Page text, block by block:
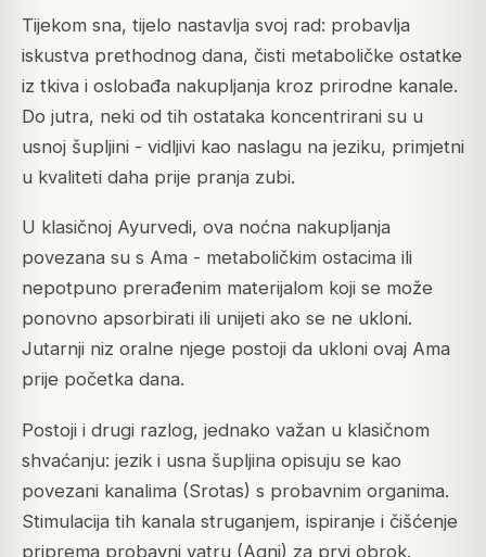
Tijekom sna, tijelo nastavlja svoj rad: probavlja
iskustva prethodnog dana, čisti metaboličke ostatke
iz tkiva i oslobađa nakupljanja kroz prirodne kanale.
Do jutra, neki od tih ostataka koncentrirani su u
usnoj šupljini - vidljivi kao naslagu na jeziku, primjetni
u kvaliteti daha prije pranja zubi.
U klasičnoj Ayurvedi, ova noćna nakupljanja
povezana su s Ama - metaboličkim ostacima ili
nepotpuno prerađenim materijalom koji se može
ponovno apsorbirati ili unijeti ako se ne ukloni.
Jutarnji niz oralne njege postoji da ukloni ovaj Ama
prije početka dana.
Postoji i drugi razlog, jednako važan u klasičnom
shvaćanju: jezik i usna šupljina opisuju se kao
povezani kanalima (Srotas) s probavnim organima.
Stimulacija tih kanala struganjem, ispiranje i čišćenje
priprema probavni vatru (Agni) za prvi obrok.